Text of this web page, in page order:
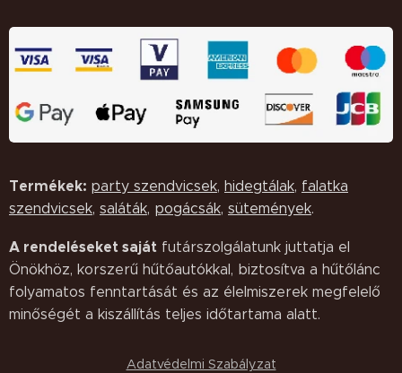
Termékek: party szendvicsek, hidegtálak, falatka
szendvicsek, saláták, pogácsák, sütemények.
A rendeléseket saját futárszolgálatunk juttatja el
Önökhöz, korszerű hűtőautókkal, biztosítva a hűtőlánc
folyamatos fenntartását és az élelmiszerek megfelelő
minőségét a kiszállítás teljes időtartama alatt.
Adatvédelmi Szabályzat